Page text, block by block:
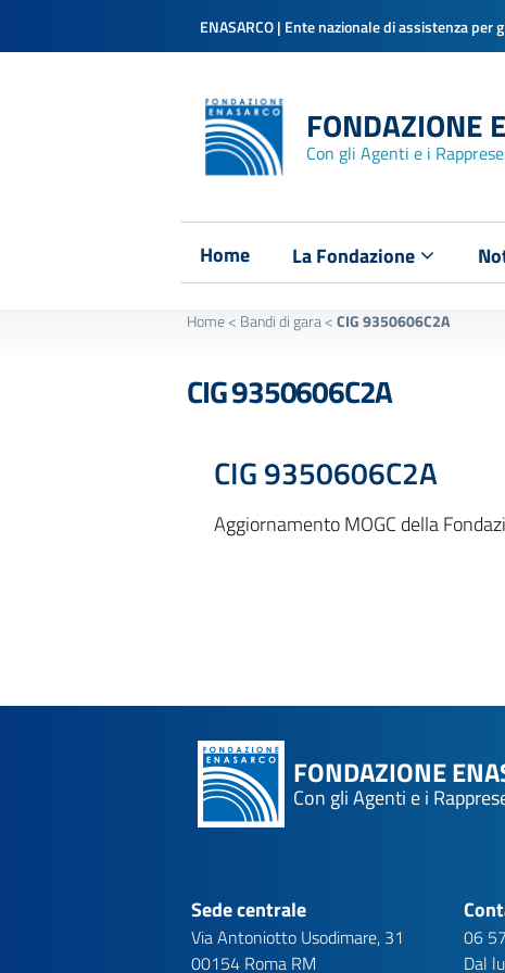
ENASARCO | Ente nazionale di assistenza
FONDAZIONE
Con gli Agenti e i
Home La Fondazione
Home< Bandi di gara<CIG 9350606C2A
CIG 9350606C2A
CIG 9350606C2A
Aggiornamento MOGC della
FONDAZIONE
Con gli Agenti e i
Sede centrale
Via Antoniotto Usodimare, 31
00154 Roma RM
06
Dal